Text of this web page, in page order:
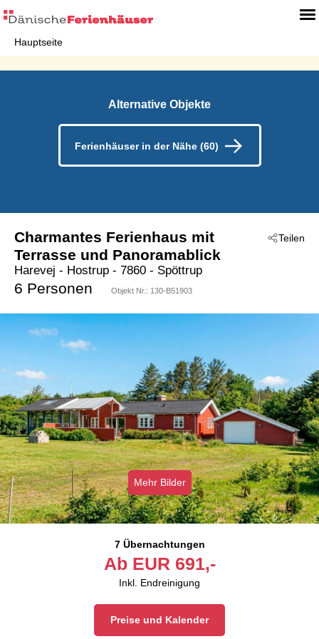
Hauptseite
Alternative Objekte
Ferienhäuser in der Nähe (60)
Teilen
Charmantes Ferienhaus mit
Terrasse und Panoramablick
Harevej - Hostrup - 7860 - Spöttrup
6 Personen Objekt Nr.: 130-B51903
Mehr Bilder
7 Übernachtungen
Ab EUR 691,-
Inkl. Endreinigung
Preise und Kalender